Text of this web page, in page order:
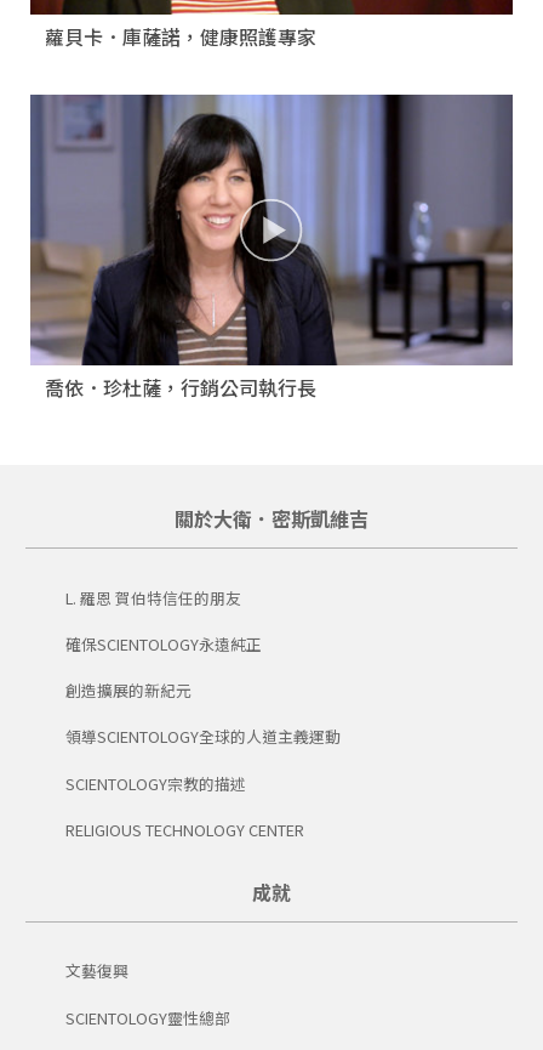
蘿貝卡．庫薩諾，健康照護專家
喬依．珍杜薩，行銷公司執行長
關於大衛．密斯凱維吉
L. 羅恩 賀伯特信任的朋友
確保SCIENTOLOGY永遠純正
創造擴展的新紀元
領導SCIENTOLOGY全球的人道主義運動
SCIENTOLOGY宗教的描述
RELIGIOUS TECHNOLOGY CENTER
成就
文藝復興
SCIENTOLOGY靈性總部